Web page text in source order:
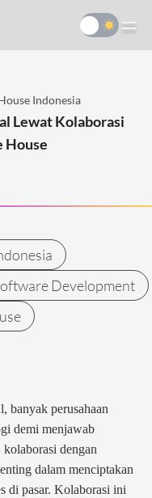
Indonesia
Lewat Kolaborasi
House
Development
banyak perusahaan
demi menjawab
dengan
dalam menciptakan
di pasar. Kolaborasi ini